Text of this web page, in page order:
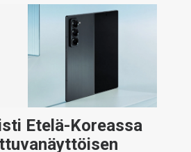
Etelä-Koreassa